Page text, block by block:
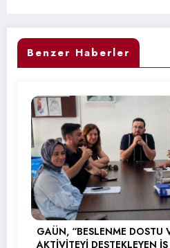
Benzer Haberler
GAÜN, “BESLENME DOSTU
AKTİVİTEYİ DESTEKLEYEN